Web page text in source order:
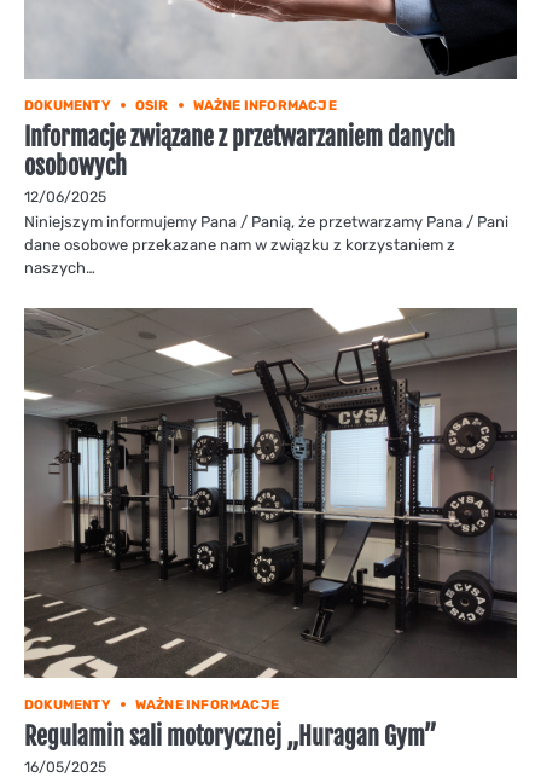
DOKUMENTY OSIR WAŻNE INFORMACJE
Informacje związane z przetwarzaniem danych
osobowych
12/06/2025
Niniejszym informujemy Pana / Panią, że przetwarzamy Pana / Pani
dane osobowe przekazane nam w związku z korzystaniem z
naszych…
DOKUMENTY WAŻNE INFORMACJE
Regulamin sali motorycznej „Huragan Gym”
16/05/2025